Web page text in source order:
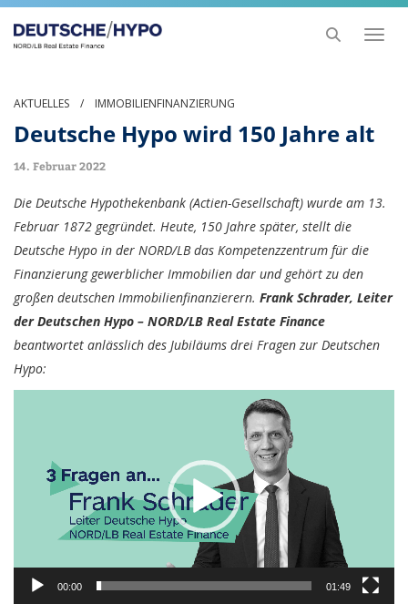
Toggle
AKTUELLES / IMMOBILIENFINANZIERUNG
Deutsche Hypo wird 150 Jahre alt
14. Februar 2022
Die Deutsche Hypothekenbank (Actien-Gesellschaft) wurde am 13.
Februar 1872 gegründet. Heute, 150 Jahre später, stellt die
Deutsche Hypo in der NORD/LB das Kompetenzzentrum für die
Finanzierung gewerblicher Immobilien dar und gehört zu den
großen deutschen Immobilienfinanzierern. Frank Schrader, Leiter
der Deutschen Hypo – NORD/LB Real Estate Finance
beantwortet anlässlich des Jubiläums drei Fragen zur Deutschen
Hypo:
00:00 01:49